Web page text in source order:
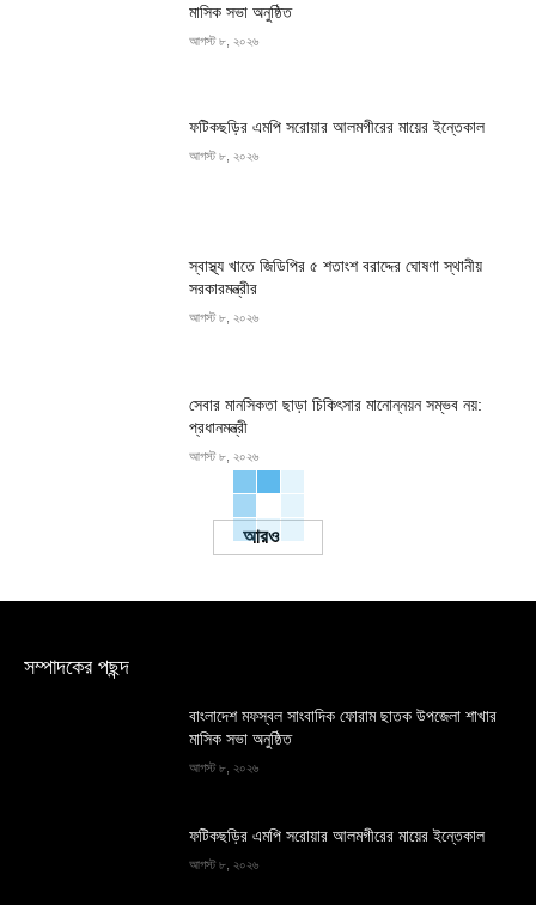
মাসিক সভা অনুষ্ঠিত
আগস্ট ৮, ২০২৬
ফটিকছড়ির এমপি সরোয়ার আলমগীরের মায়ের ইন্তেকাল
আগস্ট ৮, ২০২৬
স্বাস্থ্য খাতে জিডিপির ৫ শতাংশ বরাদ্দের ঘোষণা স্থানীয়
সরকারমন্ত্রীর
আগস্ট ৮, ২০২৬
সেবার মানসিকতা ছাড়া চিকিৎসার মানোন্নয়ন সম্ভব নয়:
প্রধানমন্ত্রী
আগস্ট ৮, ২০২৬
Load more
সম্পাদকের পছন্দ
বাংলাদেশ মফস্বল সাংবাদিক ফোরাম ছাতক উপজেলা শাখার
মাসিক সভা অনুষ্ঠিত
আগস্ট ৮, ২০২৬
ফটিকছড়ির এমপি সরোয়ার আলমগীরের মায়ের ইন্তেকাল
আগস্ট ৮, ২০২৬